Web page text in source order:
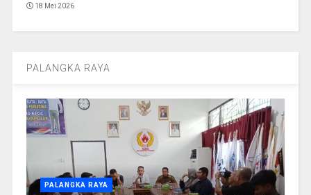
18 Mei 2026
PALANGKA RAYA
PALANGKA RAYA